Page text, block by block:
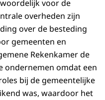
voor de
overheden zijn
over de besteding
gemeenten en
Rekenkamer de
ondernemen omdat een
bij de gemeentelijke
was, waardoor het